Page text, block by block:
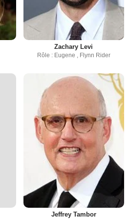
Zachary Levi
Rôle : Eugene , Flynn Rider
Jeffrey Tambor